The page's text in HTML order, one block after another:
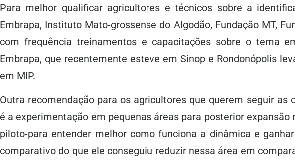
Para melhor qualificar agricultores e técnicos sobre a
Embrapa, Instituto Mato-grossense do Algodão, Fundação MT,
com frequência treinamentos e capacitações sobre o tema
Embrapa, que recentemente esteve em Sinop e Rondonópolis
em MIP.
Outra recomendação para os agricultores que querem seguir as
é a experimentação em pequenas áreas para posterior
piloto-para entender melhor como funciona a dinâmica e
comparativo do que ele conseguiu reduzir nessa área em